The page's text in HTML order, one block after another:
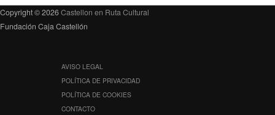
Copyright © 2026Castellon en Ruta Cultural
Fundación Caja Castellón
AVISO LEGAL
POLÍTICA DE PRIVACIDAD
POLÍTICA DE COOKIES
CONTACTO